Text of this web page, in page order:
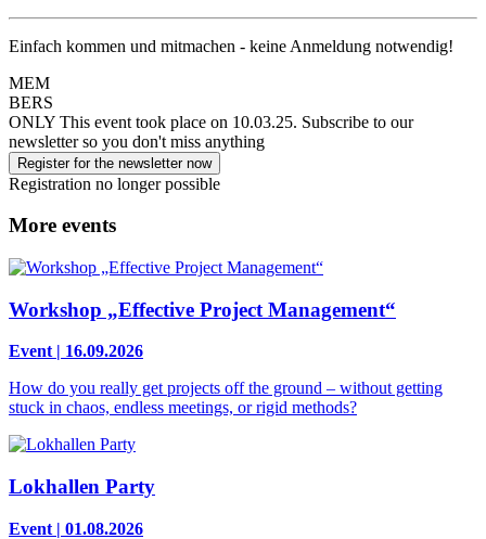
Einfach kommen und mitmachen - keine Anmeldung notwendig!
MEM
BERS
ONLY This event took place on 10.03.25. Subscribe to our
newsletter so you don't miss anything
Register for the newsletter now
Registration no longer possible
More events
Workshop „Effective Project Management“
Event | 16.09.2026
How do you really get projects off the ground – without getting
stuck in chaos, endless meetings, or rigid methods?
Lokhallen Party
Event | 01.08.2026